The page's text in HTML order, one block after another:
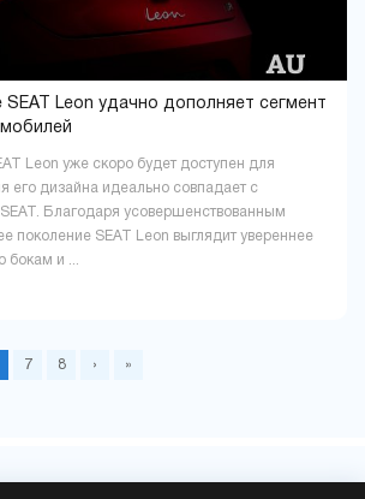
SEAT Leon удачно дополняет сегмент
Leon уже скоро будет доступен для
его дизайна идеально совпадает с
Благодаря усовершенствованным
поколение SEAT Leon выглядит увереннее
бокам и ...
7 8 › »